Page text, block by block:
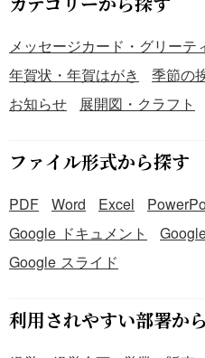
メッセージカード・グリーテ
年賀状・年賀はがき
季節の
お知らせ
展開図・クラフト
ファイル形式から探す
PDF Word Excel
Google ドキュメント
Google スライド
利用されやすい部署か